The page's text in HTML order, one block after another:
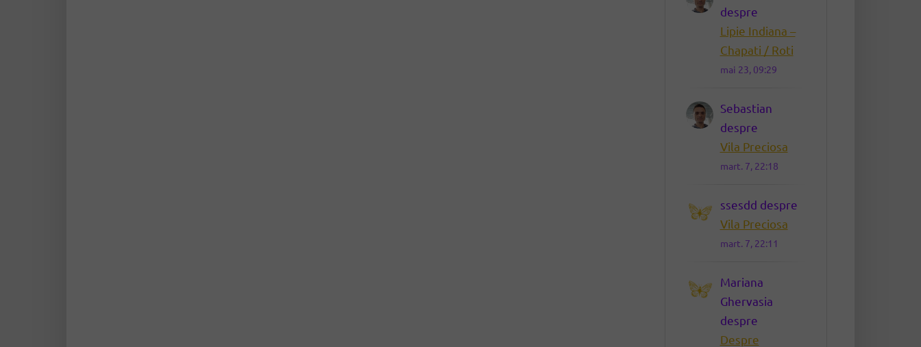
despre
Lipie Indiana –
Chapati / Roti
mai 23, 09:29
Sebastian
despre
Vila Preciosa
mart. 7, 22:18
ssesdd despre
Vila Preciosa
mart. 7, 22:11
Mariana
Ghervasia
despre
Despre